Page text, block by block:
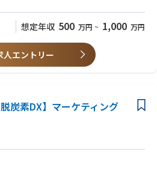
業「エネオク」
ソラレコ」
型太陽光発電設備を導入可能なPPA事業
す。
・バリューに共感してくださる方
自分で調べたり、他人に聞くことで解決策
想定年収 500 万円 ~ 1,000 万円
人エントリー
炭素DX】マーケティング